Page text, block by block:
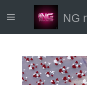
direct
NG